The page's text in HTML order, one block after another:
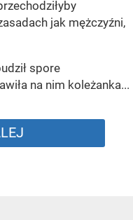
jak mężczyźni,
spore
na nim koleżanka...